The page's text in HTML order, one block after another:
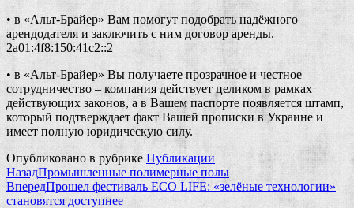
• в «Альт-Брайер» Вам помогут подобрать надёжного
арендодателя и заключить с ним договор аренды.
2a01:4f8:150:41c2::2
• в «Альт-Брайер» Вы получаете прозрачное и честное
сотрудничество – компания действует целиком в рамках
действующих законов, а в Вашем паспорте появляется штамп,
который подтверждает факт Вашей прописки в Украине и
имеет полную юридическую силу.
Опубликовано в рубрике Публикации
НазадПромышленные полимерные полы
ВпередПрошел фестиваль ECO LIFE: «зелёные технологии»
становятся доступнее